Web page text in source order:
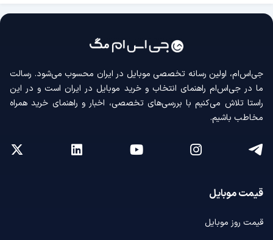
جی‌اس‌ام، اولین رسانه‌ تخصصی موبایل در ایران محسوب می‌شود. رسالت
ما در جی‌اس‌ام راهنمای انتخاب و خرید موبایل در ایران است و در این
راستا تلاش می‌کنیم با بررسی‌های تخصصی، اخبار و راهنمای خرید همراه
مخاطب باشیم.
قیمت موبایل
قیمت روز موبایل